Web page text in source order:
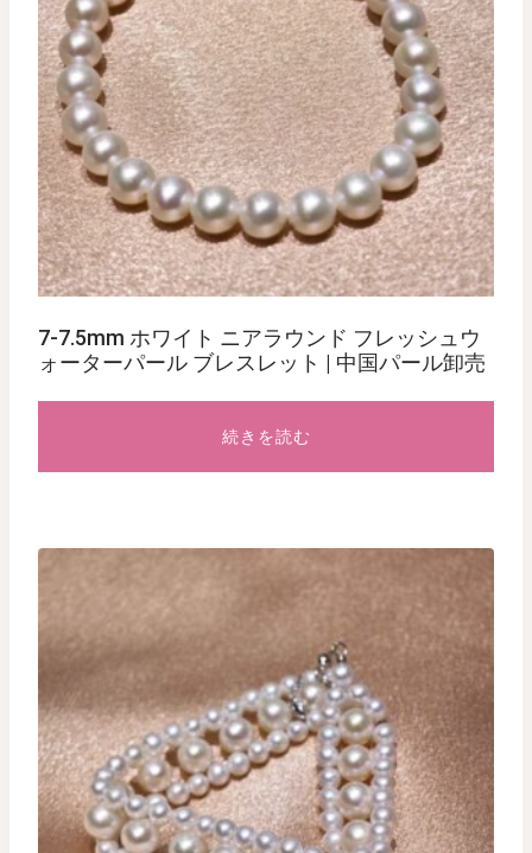
7-7.5mm ホワイト ニアラウンド フレッシュウ
ォーターパール ブレスレット | 中国パール卸売
続きを読む